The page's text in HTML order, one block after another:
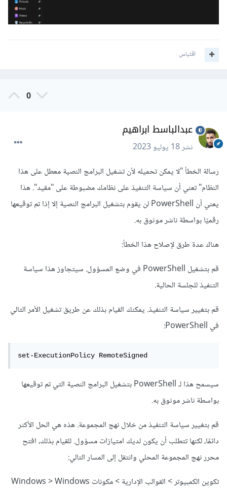
اقتباس
0
عبدالباسط ابراهيم
نشر18 يوليو 2023
رسالة الخطأ "لا يمكن تحميله لأن تشغيل البرامج النصية معطل على هذا
النظام" تعني أن سياسة التنفيذ على نظامك مضبوطة على "مقيد". هذا
يعني أن PowerShell لن يقوم بتشغيل البرامج النصية إلا إذا تم توقيعها
رقميًا بواسطة ناشر موثوق به.
هناك عدة طرق لإصلاح هذا الخطأ:
قم بتشغيل PowerShell في وضع المسؤول. سيتجاوز هذا سياسة
التنفيذ للجلسة الحالية.
قم بتغيير سياسة التنفيذ. يمكنك القيام بذلك عن طريق تشغيل الأمر التالي
في PowerShell:
set-ExecutionPolicy RemoteSigned
سيسمح هذا لـ PowerShell بتشغيل البرامج النصية التي تم توقيعها
بواسطة ناشر موثوق به.
قم بتغيير سياسة التنفيذ من خلال نهج المجموعة. هذه هي الحل الأكثر
دائمًا، لكنها تتطلب أن يكون لديك امتيازات مسؤول. للقيام بذلك، افتح
محرر نهج المجموعة المحلي وانتقل إلى المسار التالي:
تكوين الكمبيوتر > القوالب الإدارية > مكونات Windows > Windows